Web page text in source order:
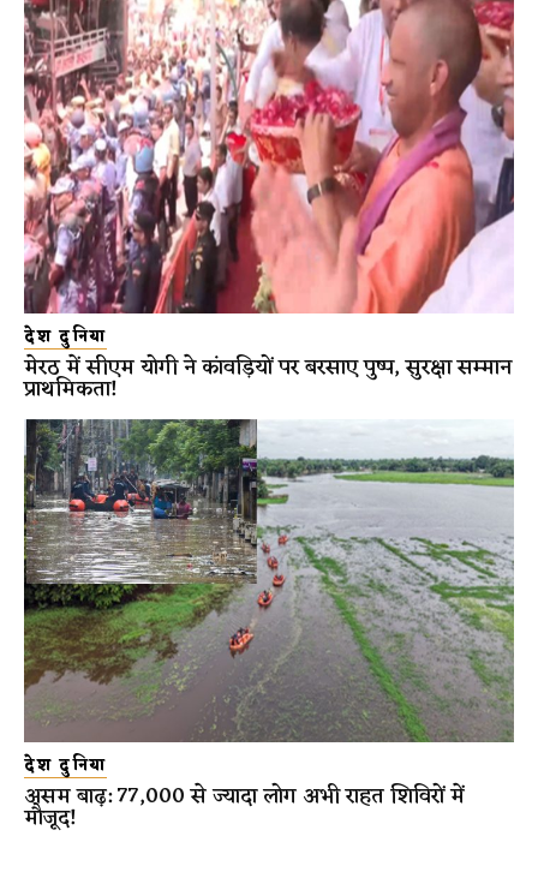
देश दुनिया
मेरठ में सीएम योगी ने कांवड़ियों पर बरसाए पुष्प, सुरक्षा सम्मान
प्राथमिकता!
देश दुनिया
असम बाढ़: 77,000 से ज्यादा लोग अभी राहत शिविरों में
मौजूद!